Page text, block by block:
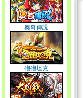
奧奇傳說
砲砲坦克